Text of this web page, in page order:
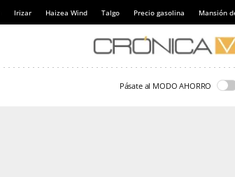
Irizar Haizea Wind Talgo Precio gasolina Mansión
Pásate al MODO AHORRO